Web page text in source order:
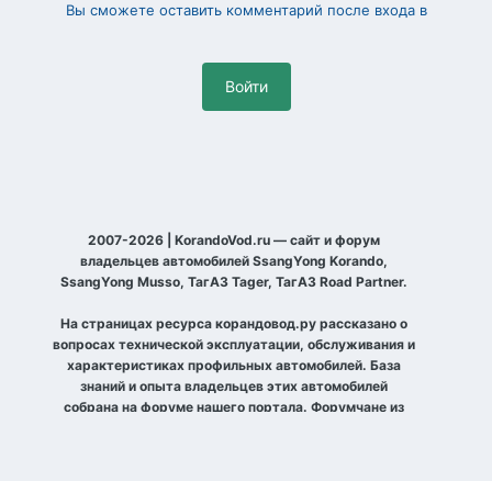
Вы сможете оставить комментарий после входа в
Войти
2007-2026 | KorandoVod.ru — сайт и форум
владельцев автомобилей SsangYong Korando,
SsangYong Musso, ТагАЗ Tager, ТагАЗ Road Partner.
На страницах ресурса корандовод.ру рассказано о
вопросах технической эксплуатации, обслуживания и
характеристиках профильных автомобилей. База
знаний и опыта владельцев этих автомобилей
собрана на форуме нашего портала. Форумчане из